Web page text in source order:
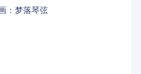
：梦落琴弦